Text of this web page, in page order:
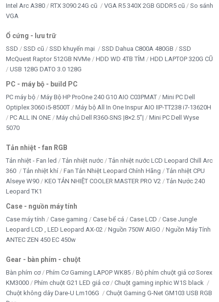
Intel Arc A380
RTX 3090 24G cũ VGA R5 340X 2GB GDDR5 cũ
So sánh
VGA
Ổ cứng - lưu trữ
SSD SSD cũ SSD khuyến mại SSD Dahua C800A 480GB
SSD
McQuest Raptor 512GB NVMe
HDD WD 4TB TÍM
HDD LAPTOP 320G CŨ
USB 128G DATO 3.0 128G
PC - máy bộ - build PC
PC máy bộ Máy Bộ HP ProOne 240 G10 AIO C03PMAT
Mini PC Dell
Optiplex 3060 i5-8500T
Máy bộ All In One Inspur AIO IIP-TT238 i7-13620H
PC ALL IN ONE
Máy chủ Dell R360-SNS |8×2.5”|
Mini PC Dell Wyse
5070
Tản nhiệt - fan RGB
Tản nhiệt - Fan led Tản nhiệt nước
Tản nhiệt nước LCD Leopard Chill Arc
360
Tản nhiệt khí Fan Tản Nhiệt Leopard Chính Hãng
Tản nhiệt CPU
Alseye W90
KEO TẢN NHIỆT COOLER MASTER PRO V2
Tản Nước 240
Leopard TK1
Case - nguồn máy tính
Case máy tính Case gaming Case bể cá Case LCD
Case Jungle
Leopard LCD , LED Leopard AX-02
Nguồn 750W AIGO
Nguồn Máy Tính
ANTEC ZEN 450 EC 450w
Gear - bàn phím - chuột
Bàn phím cơ Phím Cơ Gaming LAPOP WK85
Bộ phím chuột giả cơ Sorex
KM3000
Phím chuột G21 LED giả cơ
Chuột gaming inphic W1S black
Chuột không dây Dare-U Lm106G
Chuột Gaming G-Net GM103 USB RGB